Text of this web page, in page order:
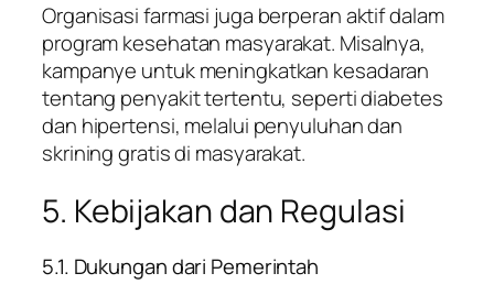
Organisasi farmasi juga berperan aktif dalam
program kesehatan masyarakat. Misalnya,
kampanye untuk meningkatkan kesadaran
tentang penyakit tertentu, seperti diabetes
dan hipertensi, melalui penyuluhan dan
skrining gratis di masyarakat.
5. Kebijakan dan Regulasi
5.1. Dukungan dari Pemerintah